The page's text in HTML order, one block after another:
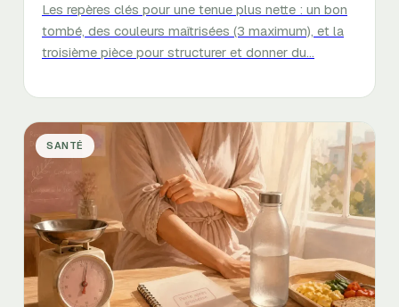
Les repères clés pour une tenue plus nette : un bon
tombé, des couleurs maîtrisées (3 maximum), et la
troisième pièce pour structurer et donner du…
SANTÉ